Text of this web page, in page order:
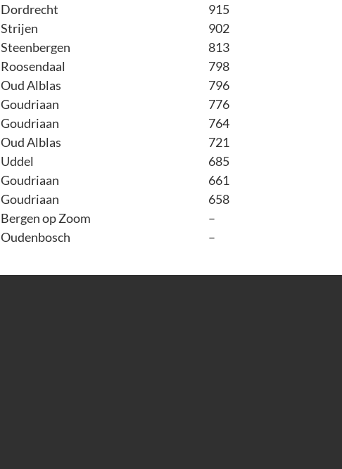
Dordrecht
Strijen
Steenbergen
Roosendaal
Oud Alblas
Goudriaan
Goudriaan
Oud Alblas
Uddel
Goudriaan
Goudriaan
Bergen op Zoom
Oudenbosch
915
902
813
798
796
776
764
721
685
661
658
–
–